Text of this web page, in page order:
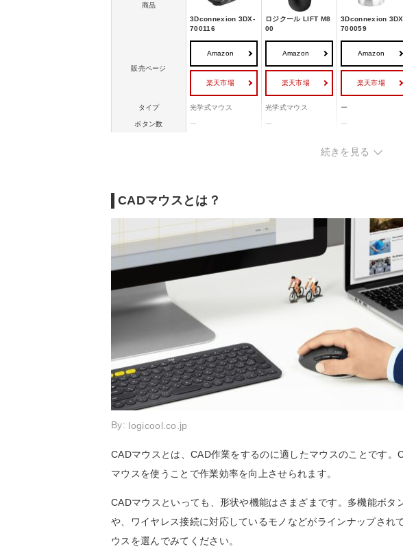
商品
3Dconnexion 3DX-
700116
ロジクール LIFT M8
00
3Dconnexion
700059
販売ページ
Amazon
楽天市場
Amazon
楽天市場
Amazon
楽天市場
タイプ 光学式マウス 光学式マウス ー
ボタン数 ー ー ー
無線2.4GHz
解像度（カウント） 7200 dpi 4000 dpi
続きを見る
CADマウスとは？
By: logicool.co.jp
CADマウスとは、CAD作業をするのに適したマウスのことです
マウスを使うことで作業効率を向上させられます。
CADマウスといっても、形状や機能はさまざまです。多機能ボタ
や、ワイヤレス接続に対応しているモノなどがラインナップされ
ウスを選んでみてください。